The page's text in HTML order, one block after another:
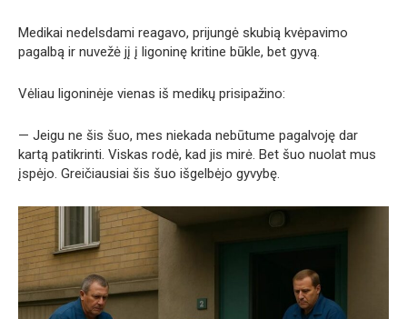
Medikai nedelsdami reagavo, prijungė skubią kvėpavimo
pagalbą ir nuvežė jį į ligoninę kritine būkle, bet gyvą.
Vėliau ligoninėje vienas iš medikų prisipažino:
— Jeigu ne šis šuo, mes niekada nebūtume pagalvoję dar
kartą patikrinti. Viskas rodė, kad jis mirė. Bet šuo nuolat mus
įspėjo. Greičiausiai šis šuo išgelbėjo gyvybę.